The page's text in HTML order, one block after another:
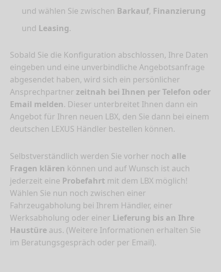
und wählen Sie zwischen Barkauf, Finanzierung
und Leasing.
Sobald Sie die Konfiguration abschlossen, Ihre Daten
eingeben und eine unverbindliche Angebotsanfrage
abgesendet haben, wird sich ein persönlicher
Ansprechpartner zeitnah bei Ihnen per Telefon oder
Email melden. Dieser unterbreitet Ihnen dann ein
Angebot für Ihren neuen LBX, den Sie dann bei einem
deutschen LEXUS Händler bestellen können.
Selbstverständlich werden Sie vorher noch alle
Fragen klären können und auf Wunsch ist auch
jederzeit eine Probefahrt mit dem LBX möglich!
Wählen Sie nun noch zwischen einer
Fahrzeugabholung bei Ihrem Händler, einer
Werksabholung oder einer Lieferung bis an Ihre
Haustüre aus. (Weitere Informationen erhalten Sie
im Beratungsgespräch oder per Email).